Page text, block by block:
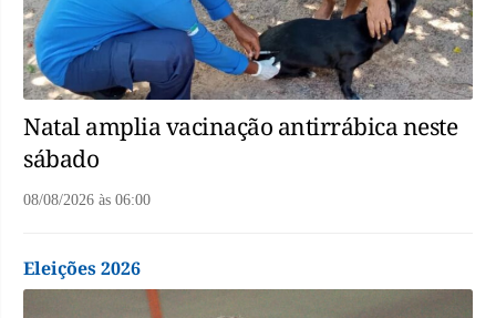
Natal amplia vacinação antirrábica neste
sábado
08/08/2026 às 06:00
Eleições 2026